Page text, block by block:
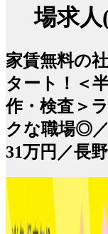
場求人
家賃無料の
タート！＜
作・検査＞
クな職場◎
31万円／長